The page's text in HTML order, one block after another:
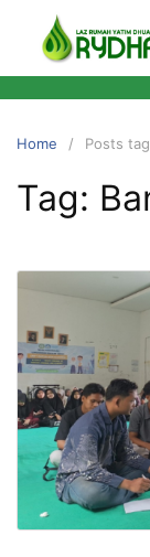
Home Posts
Tag: